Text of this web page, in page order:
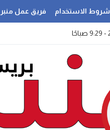
شروط الاستخدام فريق عمل